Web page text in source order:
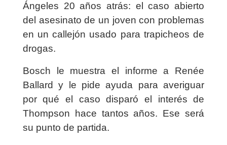
Ángeles 20 años atrás: el caso abierto
del asesinato de un joven con problemas
en un callejón usado para trapicheos de
drogas.
Bosch le muestra el informe a Renée
Ballard y le pide ayuda para averiguar
por qué el caso disparó el interés de
Thompson hace tantos años. Ese será
su punto de partida.